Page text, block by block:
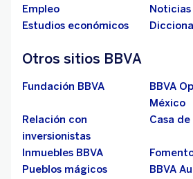
Empleo
Estudios económicos
Otros sitios BBVA
Fundación BBVA
BBVA
México
Relación con
inversionistas
Casa de
Inmuebles BBVA
Pueblos mágicos
BBVA